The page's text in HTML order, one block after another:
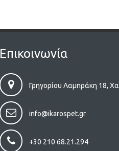
Επικοινωνία
Γρηγορίου Λαμπράκη 18,
info@ikarospet.gr
+30 210 68.21.294